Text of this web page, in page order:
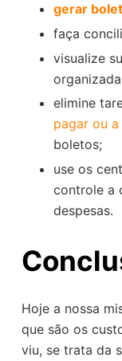
gerar
faça
visualize
elimine
pagar ou
boletos;
use os
controle a
despesas.
Hoje a nossa
que são os
viu, se trata da